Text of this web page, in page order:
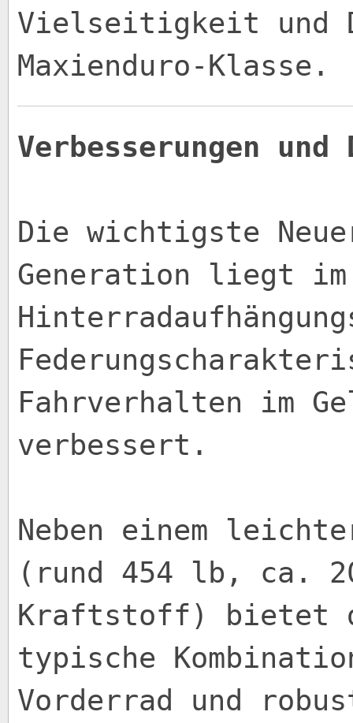
Vielseitigkeit und
Maxienduro-Klasse.
Verbesserungen und
Die wichtigste
Generation liegt im
Fahrverhalten im
verbessert.
Neben einem
(rund 454 lb, ca.
Kraftstoff) bietet
typische
Vorderrad und